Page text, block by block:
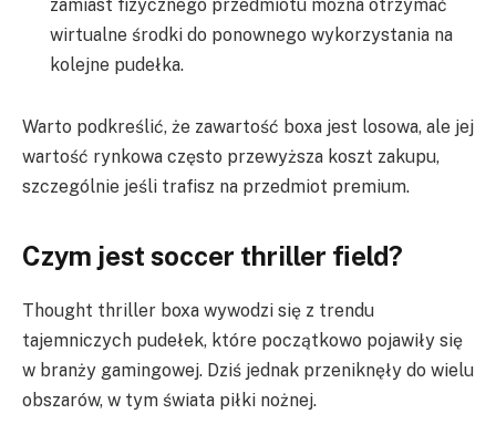
zamiast fizycznego przedmiotu można otrzymać
wirtualne środki do ponownego wykorzystania na
kolejne pudełka.
Warto podkreślić, że zawartość boxa jest losowa, ale jej
wartość rynkowa często przewyższa koszt zakupu,
szczególnie jeśli trafisz na przedmiot premium.
Czym jest soccer thriller field?
Thought thriller boxa wywodzi się z trendu
tajemniczych pudełek, które początkowo pojawiły się
w branży gamingowej. Dziś jednak przeniknęły do wielu
obszarów, w tym świata piłki nożnej.